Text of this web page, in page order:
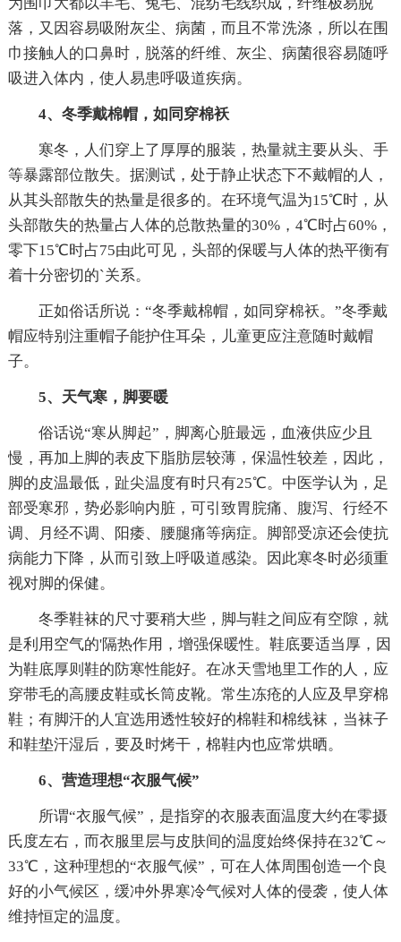
落，又因容易吸附灰尘、病菌，而且不常洗涤，所以在围
巾接触人的口鼻时，脱落的纤维、灰尘、病菌很容易随呼
吸进入体内，使人易患呼吸道疾病。
4、冬季戴棉帽，如同穿棉袄
寒冬，人们穿上了厚厚的服装，热量就主要从头、手
等暴露部位散失。据测试，处于静止状态下不戴帽的人，
从其头部散失的热量是很多的。在环境气温为15℃时，从
头部散失的热量占人体的总散热量的30%，4℃时占60%，
零下15℃时占75由此可见，头部的保暖与人体的热平衡有
着十分密切的`关系。
正如俗话所说：“冬季戴棉帽，如同穿棉袄。”冬季戴
帽应特别注重帽子能护住耳朵，儿童更应注意随时戴帽
子。
5、天气寒，脚要暖
俗话说“寒从脚起”，脚离心脏最远，血液供应少且
慢，再加上脚的表皮下脂肪层较薄，保温性较差，因此，
脚的皮温最低，趾尖温度有时只有25℃。中医学认为，足
部受寒邪，势必影响内脏，可引致胃脘痛、腹泻、行经不
调、月经不调、阳痿、腰腿痛等病症。脚部受凉还会使抗
病能力下降，从而引致上呼吸道感染。因此寒冬时必须重
视对脚的保健。
冬季鞋袜的尺寸要稍大些，脚与鞋之间应有空隙，就
是利用空气的'隔热作用，增强保暖性。鞋底要适当厚，因
为鞋底厚则鞋的防寒性能好。在冰天雪地里工作的人，应
穿带毛的高腰皮鞋或长筒皮靴。常生冻疮的人应及早穿棉
鞋；有脚汗的人宜选用透性较好的棉鞋和棉线袜，当袜子
和鞋垫汗湿后，要及时烤干，棉鞋内也应常烘晒。
6、营造理想“衣服气候”
所谓“衣服气候”，是指穿的衣服表面温度大约在零摄
氏度左右，而衣服里层与皮肤间的温度始终保持在32℃～
33℃，这种理想的“衣服气候”，可在人体周围创造一个良
好的小气候区，缓冲外界寒冷气候对人体的侵袭，使人体
维持恒定的温度。